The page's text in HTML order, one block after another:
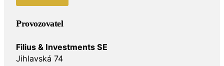
Provozovatel
Filius & Investments SE
Jihlavská 74